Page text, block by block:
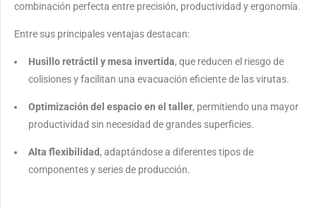
combinación perfecta entre precisión, productividad y ergonomía.
Entre sus principales ventajas destacan:
Husillo retráctil y mesa invertida, que reducen el riesgo de
colisiones y facilitan una evacuación eficiente de las virutas.
Optimización del espacio en el taller, permitiendo una mayor
productividad sin necesidad de grandes superficies.
Alta flexibilidad, adaptándose a diferentes tipos de
componentes y series de producción.